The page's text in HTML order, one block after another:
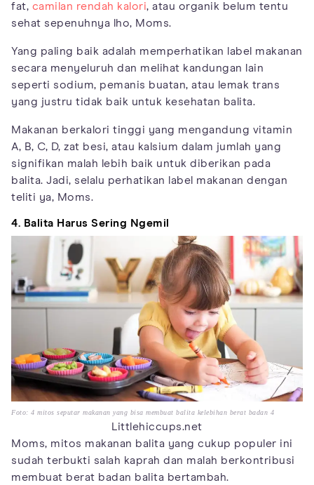
fat, camilan rendah kalori, atau organik belum tentu
sehat sepenuhnya lho, Moms.
Yang paling baik adalah memperhatikan label makanan
secara menyeluruh dan melihat kandungan lain
seperti sodium, pemanis buatan, atau lemak trans
yang justru tidak baik untuk kesehatan balita.
Makanan berkalori tinggi yang mengandung vitamin
A, B, C, D, zat besi, atau kalsium dalam jumlah yang
signifikan malah lebih baik untuk diberikan pada
balita. Jadi, selalu perhatikan label makanan dengan
teliti ya, Moms.
4. Balita Harus Sering Ngemil
Foto: 4 mitos seputar makanan yang bisa membuat balita kelebihan berat badan 4
Littlehiccups.net
Moms, mitos makanan balita yang cukup populer ini
sudah terbukti salah kaprah dan malah berkontribusi
membuat berat badan balita bertambah.